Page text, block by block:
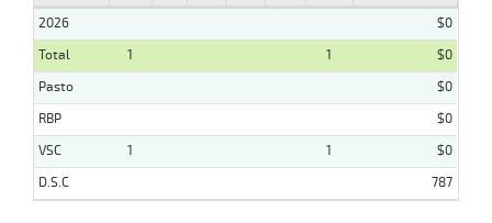
2026
$0
Total
1 1
$0
Pasto
$0
RBP
$0
VSC
1 1
$0
D.S.C
787